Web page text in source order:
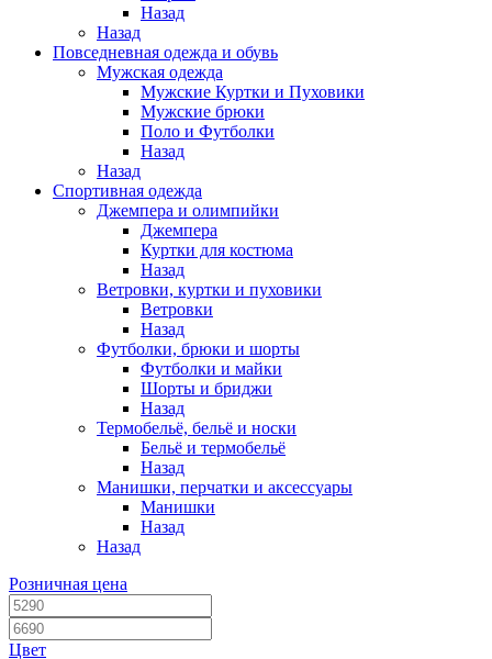
Назад
Назад
Повседневная одежда и обувь
Мужская одежда
Мужские Куртки и Пуховики
Мужские брюки
Поло и Футболки
Назад
Назад
Спортивная одежда
Джемпера и олимпийки
Джемпера
Куртки для костюма
Назад
Ветровки, куртки и пуховики
Ветровки
Назад
Футболки, брюки и шорты
Футболки и майки
Шорты и бриджи
Назад
Термобельё, бельё и носки
Бельё и термобельё
Назад
Манишки, перчатки и аксессуары
Манишки
Назад
Назад
Розничная цена
Цвет